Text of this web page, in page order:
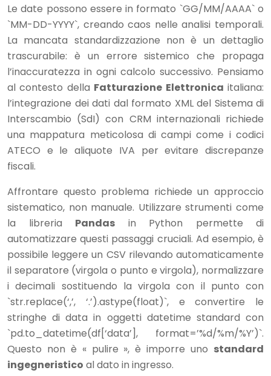
Le date possono essere in formato `GG/MM/AAAA` o
`MM-DD-YYYY`, creando caos nelle analisi temporali.
La mancata standardizzazione non è un dettaglio
trascurabile: è un errore sistemico che propaga
l’inaccuratezza in ogni calcolo successivo. Pensiamo
al contesto della Fatturazione Elettronica italiana:
l’integrazione dei dati dal formato XML del Sistema di
Interscambio (SdI) con CRM internazionali richiede
una mappatura meticolosa di campi come i codici
ATECO e le aliquote IVA per evitare discrepanze
fiscali.
Affrontare questo problema richiede un approccio
sistematico, non manuale. Utilizzare strumenti come
la libreria Pandas in Python permette di
automatizzare questi passaggi cruciali. Ad esempio, è
possibile leggere un CSV rilevando automaticamente
il separatore (virgola o punto e virgola), normalizzare
i decimali sostituendo la virgola con il punto con
`str.replace(‘,’, ‘.’).astype(float)`, e convertire le
stringhe di data in oggetti datetime standard con
`pd.to_datetime(df[‘data’], format=’%d/%m/%Y’)`.
Questo non è « pulire », è imporre uno standard
ingegneristico al dato in ingresso.